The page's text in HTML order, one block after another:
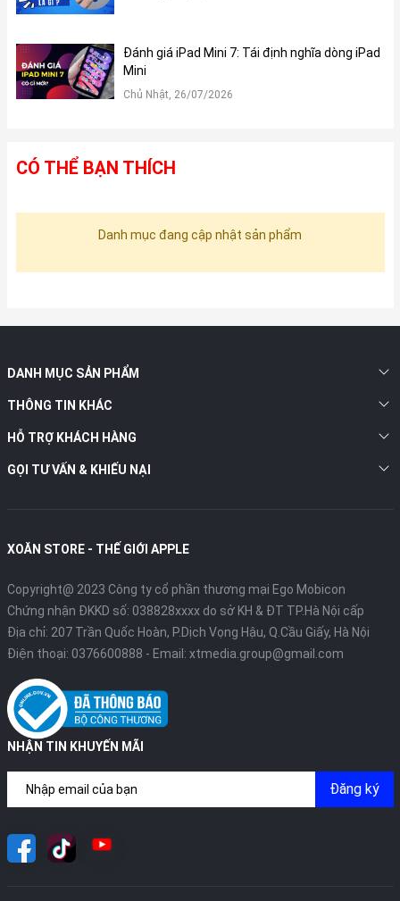
Đánh giá iPad Mini 7: Tái định nghĩa dòng iPad
Mini
Chủ Nhật, 26/07/2026
CÓ THỂ BẠN THÍCH
Danh mục đang cập nhật sản phẩm
DANH MỤC SẢN PHẨM
THÔNG TIN KHÁC
HỖ TRỢ KHÁCH HÀNG
GỌI TƯ VẤN & KHIẾU NẠI
XOĂN STORE - THẾ GIỚI APPLE
Copyright@ 2023 Công ty cổ phần thương mại Ego Mobicon
Chứng nhận ĐKKD số: 038828xxxx do sở KH & ĐT TP.Hà Nội cấp
Địa chỉ: 207 Trần Quốc Hoàn, P.Dịch Vọng Hậu, Q.Cầu Giấy, Hà Nội
Điện thoại: 0376600888 - Email: xtmedia.group@gmail.com
NHẬN TIN KHUYẾN MÃI
Đăng ký